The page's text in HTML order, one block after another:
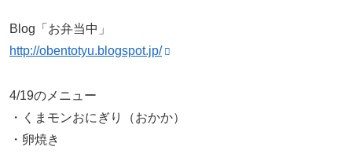
Blog「お弁当中」
http://obentotyu.blogspot.jp/
4/19のメニュー
・くまモンおにぎり（おかか）
・卵焼き